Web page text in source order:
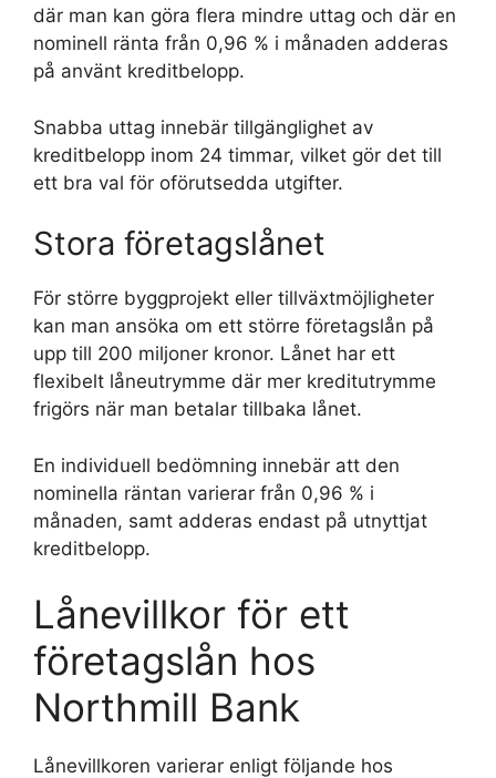
där man kan göra flera mindre uttag och där en
nominell ränta från 0,96 % i månaden adderas
på använt kreditbelopp.
Snabba uttag innebär tillgänglighet av
kreditbelopp inom 24 timmar, vilket gör det till
ett bra val för oförutsedda utgifter.
Stora företagslånet
För större byggprojekt eller tillväxtmöjligheter
kan man ansöka om ett större företagslån på
upp till 200 miljoner kronor. Lånet har ett
flexibelt låneutrymme där mer kreditutrymme
frigörs när man betalar tillbaka lånet.
En individuell bedömning innebär att den
nominella räntan varierar från 0,96 % i
månaden, samt adderas endast på utnyttjat
kreditbelopp.
Lånevillkor för ett
företagslån hos
Northmill Bank
Lånevillkoren varierar enligt följande hos